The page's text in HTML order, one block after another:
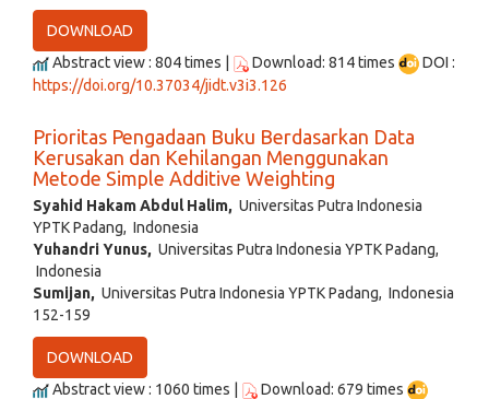
DOWNLOAD
Abstract view : 804 times |
Download: 814 times
DOI :
https://doi.org/10.37034/jidt.v3i3.126
Prioritas Pengadaan Buku Berdasarkan Data
Kerusakan dan Kehilangan Menggunakan
Metode Simple Additive Weighting
Syahid Hakam Abdul Halim, Universitas Putra Indonesia
YPTK Padang, Indonesia
Yuhandri Yunus, Universitas Putra Indonesia YPTK Padang,
Indonesia
Sumijan, Universitas Putra Indonesia YPTK Padang, Indonesia
152-159
DOWNLOAD
Abstract view : 1060 times |
Download: 679 times